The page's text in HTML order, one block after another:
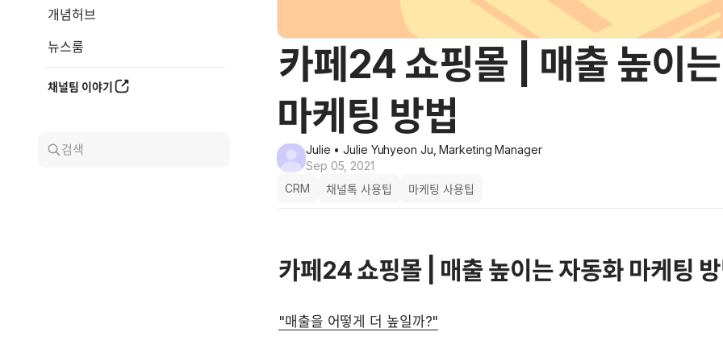
개념허브
뉴스룸
채널팀 이야기
검색
카페24 쇼핑몰 | 매출 높이
마케팅 방법
Julie • Julie Yuhyeon Ju, Marketing Manager
Sep 05, 2021
CRM
채널톡 사용팁 마케팅 사용팁
카페24 쇼핑몰 | 매출 높이는 자동화 마케팅
"매출을 어떻게 더 높일까?"